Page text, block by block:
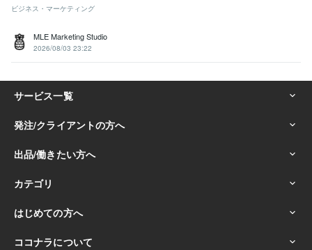
ビジネス・マーケティング
MLE Marketing Studio
2026/08/03 23:22